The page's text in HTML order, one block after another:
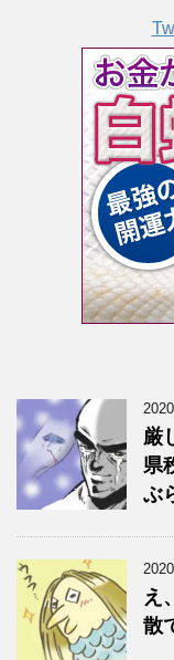
厳
県
ぶ
え
散